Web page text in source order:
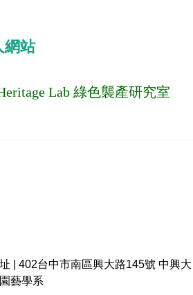
網站
Lab 綠色襲產研究室
|402台中市南區興大路145號 中興大
藝學系